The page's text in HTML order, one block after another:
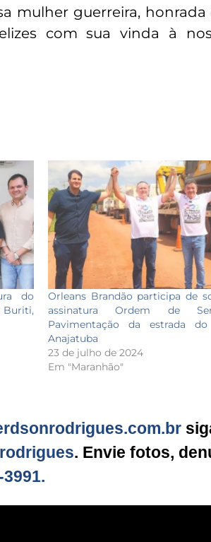
mulher guerreira,
com sua vinda à
do
Buriti,
Orleans Brandão participa de
assinatura Ordem de
Pavimentação da estrada
Anajatuba
23 de julho de 2024
Em "Maranhão"
. Envie fotos,